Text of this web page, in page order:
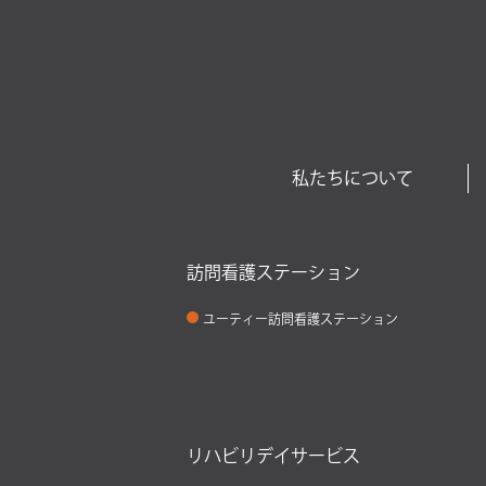
私たちについて
訪問看護ステーション
ユーティー訪問看護ステーション
リハビリデイサービス